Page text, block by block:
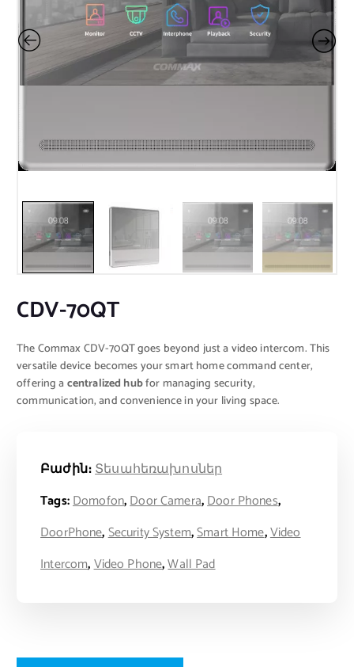
CDV-70QT
The Commax CDV-70QT goes beyond just a video intercom. This
versatile device becomes your smart home command center,
offering acentralized hubfor managing security,
communication, and convenience in your living space.
Բաժին։Տեսահեռախոսներ
Tags:Domofon,Door Camera,Door Phones,
DoorPhone,Security System,Smart Home,Video
Intercom,Video Phone,Wall Pad